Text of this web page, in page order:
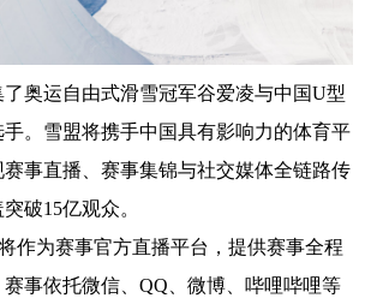
运自由式滑雪冠军谷爱凌与中国U型
。雪盟将携手中国具有影响力的体育平
事直播、赛事集锦与社交媒体全链路传
破15亿观众。
为赛事官方直播平台，提供赛事全程
事依托微信、QQ、微博、哔哩哔哩等